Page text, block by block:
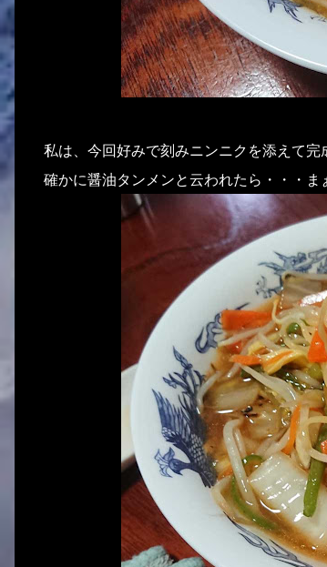
私は、今回好みで刻みニンニクを添えて完
確かに醤油タンメンと云われたら・・・